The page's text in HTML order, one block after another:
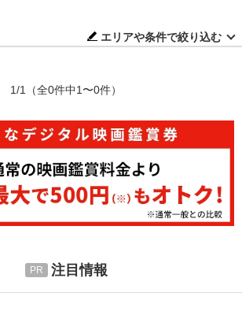
エリアや条件で絞り込む
1/1 （全0件中1〜0件）
注目情報